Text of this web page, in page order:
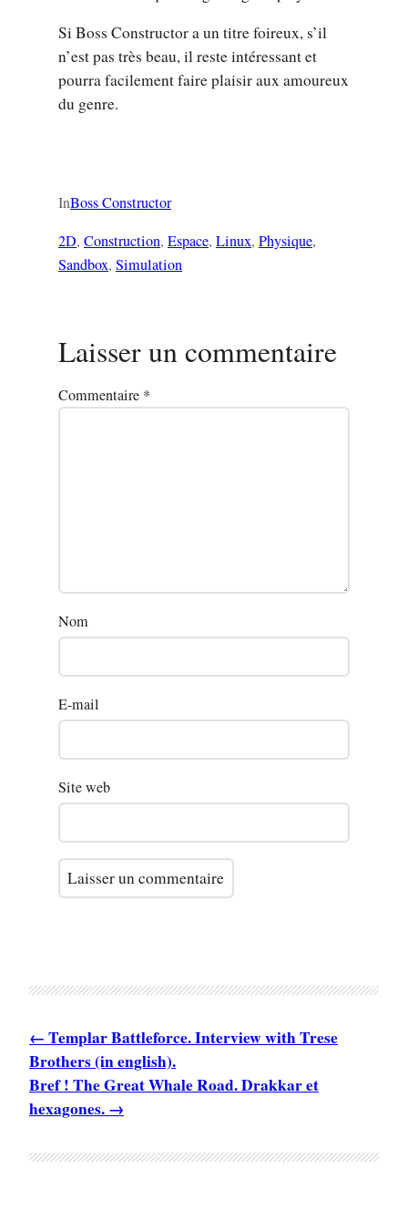
Si Boss Constructor a un titre foireux, s’il
n’est pas très beau, il reste intéressant et
pourra facilement faire plaisir aux amoureux
du genre.
InBoss Constructor
2D, Construction, Espace, Linux, Physique
Sandbox, Simulation
Laisser un commentaire
Commentaire *
Nom
E-mail
Site web
Templar Battleforce. Interview with Trese
Brothers (in english).
Bref ! The Great Whale Road. Drakkar et
hexagones.